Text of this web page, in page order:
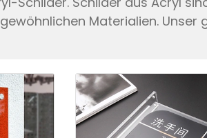
Materialien. Unser